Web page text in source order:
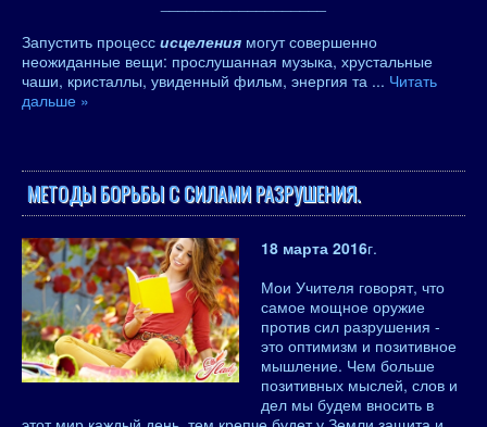
Запустить процесс исцеления могут совершенно
неожиданные вещи: прослушанная музыка, хрустальные
чаши, кристаллы, увиденный фильм, энергия та ... Читать
дальше »
МЕТОДЫ БОРЬБЫ С СИЛАМИ РАЗРУШЕНИЯ.
18 марта 2016г.
Мои Учителя говорят, что
самое мощное оружие
против сил разрушения -
это оптимизм и позитивное
мышление. Чем больше
позитивных мыслей, слов и
дел мы будем вносить в